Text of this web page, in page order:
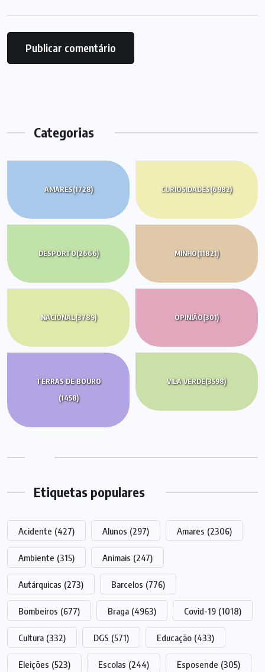
Categorias
AMARES(1728) CURIOSIDADES(6982)
DESPORTO(2666) MINHO(11821)
NACIONAL(3789) OPINIÃO(301)
TERRAS DE BOURO
(1458)
VILA VERDE(3598)
Etiquetas populares
Acidente (427) Alunos (297) Amares (2306)
Ambiente (315) Animais (247)
Autárquicas (273) Barcelos (776)
Bombeiros (677) Braga (4963) Covid-19 (1018)
Cultura (332) DGS (571) Educação (433)
Eleições (523) Escolas (244) Esposende (305)